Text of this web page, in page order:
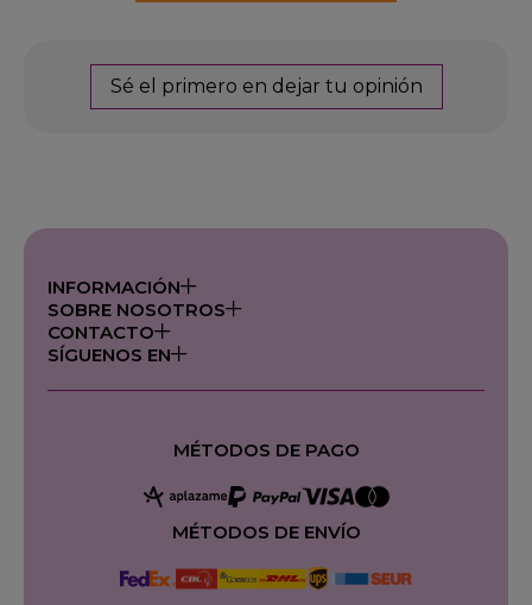
Sé el primero en dejar tu opinión
INFORMACIÓN
SOBRE NOSOTROS
CONTACTO
SÍGUENOS EN
MÉTODOS DE PAGO
MÉTODOS DE ENVÍO